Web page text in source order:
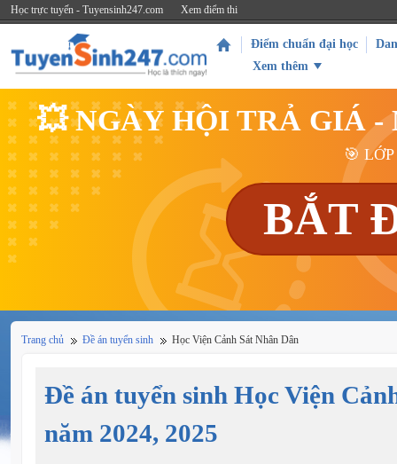
Học trực tuyến - Tuyensinh247.com Xem điểm thi
Điểm chuẩn đại học
Xem thêm
💥 NGÀY HỘI TRẢ GIÁ -
🎯
BẮT
Trang chủ Đề án tuyển sinh Học Viện Cảnh Sát Nhân Dân
Đề án tuyển sinh Học Viện
năm 2024, 2025